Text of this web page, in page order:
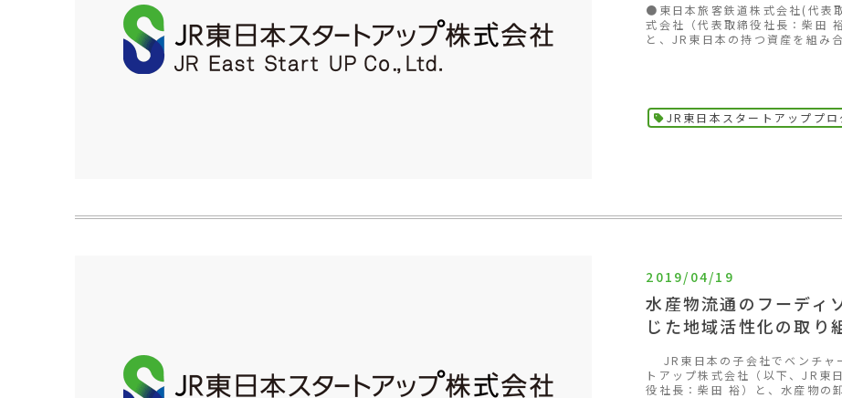
●東日本旅客鉄道株式会社(代表
式会社（代表取締役社長：柴田
と、JR東日本の持つ資産を組
JR東日本スタートアッププロ
2019/04/19
水産物流通のフーディ
じた地域活性化の取り
JR東日本の子会社でベンチャ
トアップ株式会社（以下、JR
役社長：柴田 裕）と、水産物